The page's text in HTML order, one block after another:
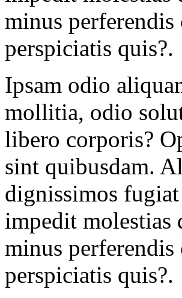
minus
perspiciatis quis?.
Ipsam odio
mollitia, odio
libero corporis?
sint quibusdam.
dignissimos
impedit molestias
minus
perspiciatis quis?.